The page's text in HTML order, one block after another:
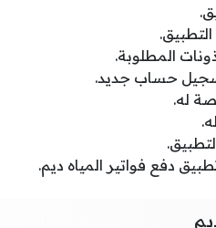
المطلوبة.
حساب جديد.
له.
دفع فواتير المياه ديم.